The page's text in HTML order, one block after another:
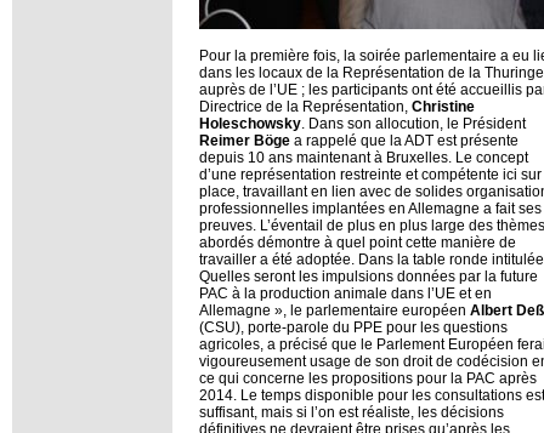
Pour la première fois, la soirée parlementaire a eu
dans les locaux de la Représentation de la Thuringe
auprès de l’UE ; les participants ont été accueillis
Directrice de la Représentation, Christine
Holeschowsky. Dans son allocution, le Président
Reimer Böge a rappelé que la ADT est présente
depuis 10 ans maintenant à Bruxelles. Le concept
d’une représentation restreinte et compétente ici sur
place, travaillant en lien avec de solides
professionnelles implantées en Allemagne a fait ses
preuves. L’éventail de plus en plus large des thèmes
abordés démontre à quel point cette manière de
travailler a été adoptée. Dans la table ronde
Quelles seront les impulsions données par la future
PAC à la production animale dans l’UE et en
Allemagne », le parlementaire européen Albert Deß
(CSU), porte-parole du PPE pour les questions
agricoles, a précisé que le Parlement Européen
vigoureusement usage de son droit de codécision
ce qui concerne les propositions pour la PAC après
2014. Le temps disponible pour les consultations est
suffisant, mais si l’on est réaliste, les décisions
définitives ne devraient être prises qu’après les